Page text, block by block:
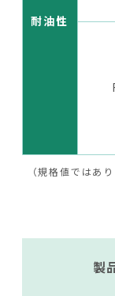
耐油性
（規格値ではあり
製